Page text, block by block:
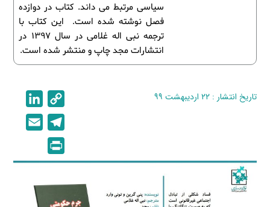
سیاسی مرتبط می داند. کتاب در دوازده
فصل نوشته شده است. این کتاب با
ترجمه نبی اله غلامی در سال 1397 در
انتشارات مجد چاپ و منتشر شده است.
تاریخ انتشار : ۲۲ اردیبهشت ۹۹
o
p
y
L
i
i
n
e
e
l
g
r